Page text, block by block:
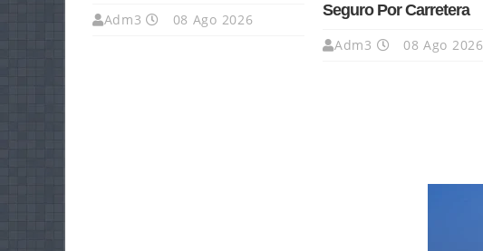
Adm3 08 Ago 2026
Seguro Por Carretera
Adm3 08 Ago 2026